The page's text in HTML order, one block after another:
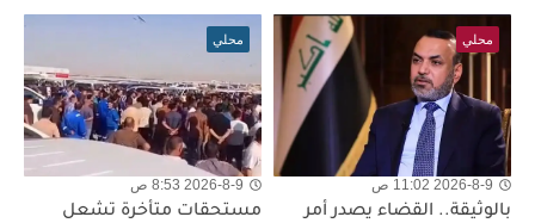
محلي
2026-8-9 11:02 ص
بالوثيقة.. القضاء يصدر أمر
محلي
2026-8-9 8:53 ص
مستحقات متأخرة تشعل